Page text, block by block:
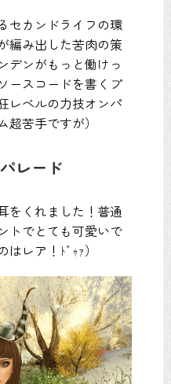
セカンドライフの環
編み出した苦肉の策
デンがもっと働けっ
ースコードを書くプ
レベルの力技オンパ
苦手ですが）
レード
をくれました！普通
トでとても可愛いで
レア！ﾄﾞｬｧ）